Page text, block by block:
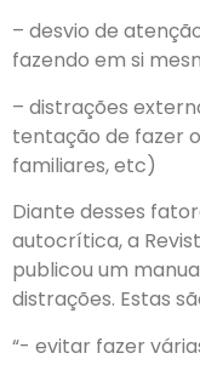
– desvio de
fazendo em si
– distrações
tentação de fazer
familiares, etc)
Diante desses
autocrítica, a
publicou um
distrações. Estas
“- evitar fazer